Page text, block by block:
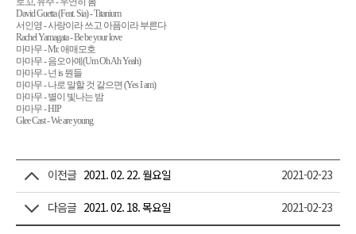
David Guetta (Feat. Sia) - Titanium
서인영 -사랑이라 쓰고 아픔이라 부른다
Rachel Yamagata - Be be your love
마마무- Mr.애매모호
마마무-음오아예(Um Oh Ah Yeah)
마마무-넌 is뭔들
마마무-나로 말할 것 같으면 (Yes I am)
마마무-별이 빛나는 밤
마마무- HIP
Glee Cast - We are young
이전글 2021. 02. 22. 월요일 2021-02-23
다음글 2021. 02. 18. 목요일 2021-02-23